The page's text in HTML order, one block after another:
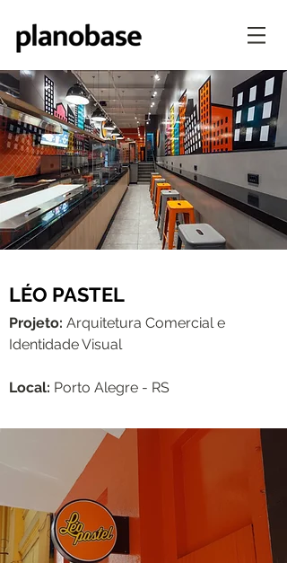
LÉO PASTEL
Projeto: Arquitetura Comercial e
Identidade Visual
Local: Porto Alegre - RS